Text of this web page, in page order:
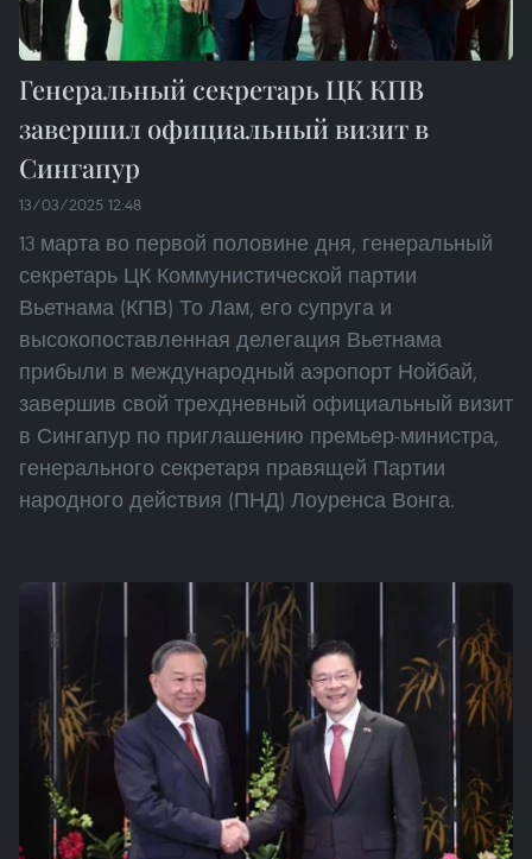
Генеральный секретарь ЦК КПВ
завершил официальный визит в
Сингапур
13/03/2025 12:48
13 марта во первой половине дня, генеральный
секретарь ЦК Коммунистической партии
Вьетнама (КПВ) То Лам, его супруга и
высокопоставленная делегация Вьетнама
прибыли в международный аэропорт Нойбай,
завершив свой трехдневный официальный визит
в Сингапур по приглашению премьер-министра,
генерального секретаря правящей Партии
народного действия (ПНД) Лоуренса Вонга.